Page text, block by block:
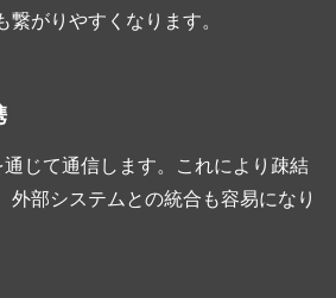
繋がりやすくなります。
じて通信します。これにより疎結
外部システムとの統合も容易になり